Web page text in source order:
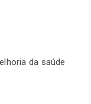
da saúde